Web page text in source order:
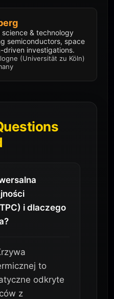
& technology
semiconductors, space
driven investigations.
(Universität zu Köln)
i dlaczego
to
odkryte
z